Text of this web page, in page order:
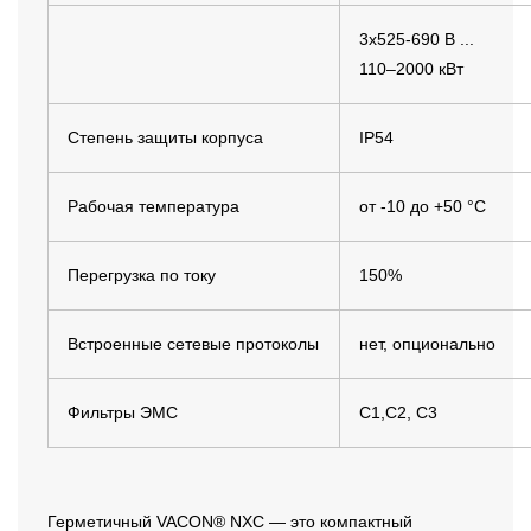
3x525-690 В ...
110–2000 кВт
Степень защиты корпуса IP54
Рабочая температура от -10 до +50 °C
Перегрузка по току 150%
Встроенные сетевые протоколы нет, опционально
Фильтры ЭМС C1,C2, C3
Герметичный VACON® NXC — это компактный